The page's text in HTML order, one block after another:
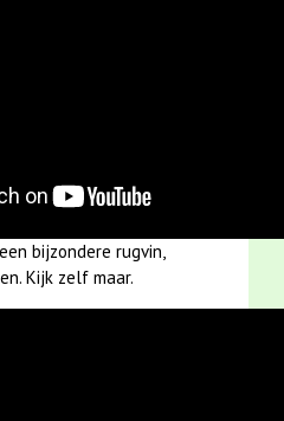
bijzondere rugvin,
Kijk zelf maar.